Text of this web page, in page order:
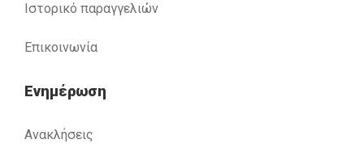
Ιστορικό παραγγελιών
Επικοινωνία
Ενημέρωση
Ανακλήσεις